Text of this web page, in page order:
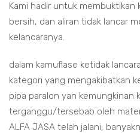
Kami hadir untuk membuktikan
bersih, dan aliran tidak lancar
kelancaranya.
dalam kamuflase ketidak
kategori yang mengakibatkan
pipa paralon yan kemungkinan
terganggu/tersebab oleh
ALFA JASA telah jalani,